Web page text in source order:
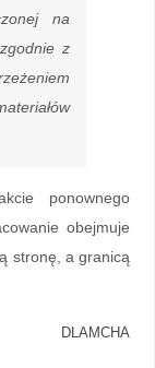
na
z
ponownego
obejmuje
stronę, a granicą
DLAMCHA